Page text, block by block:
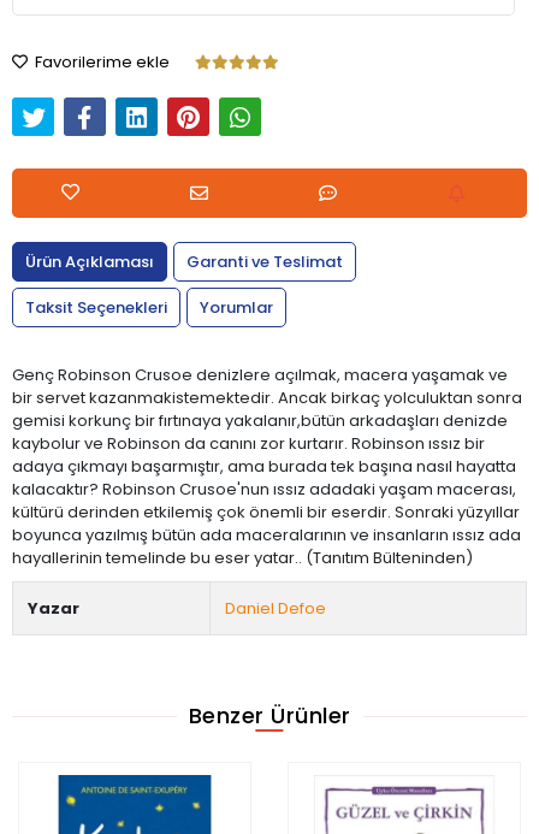
Favorilerime ekle
Ürün Açıklaması
Garanti ve Teslimat
Taksit Seçenekleri
Yorumlar
Genç Robinson Crusoe denizlere açılmak, macera yaşamak ve
bir servet kazanmakistemektedir. Ancak birkaç yolculuktan sonra
gemisi korkunç bir fırtınaya yakalanır,bütün arkadaşları denizde
kaybolur ve Robinson da canını zor kurtarır. Robinson ıssız bir
adaya çıkmayı başarmıştır, ama burada tek başına nasıl hayatta
kalacaktır? Robinson Crusoe'nun ıssız adadaki yaşam macerası,
kültürü derinden etkilemiş çok önemli bir eserdir. Sonraki yüzyıllar
boyunca yazılmış bütün ada maceralarının ve insanların ıssız ada
hayallerinin temelinde bu eser yatar.. (Tanıtım Bülteninden)
Yazar Daniel Defoe
Benzer Ürünler